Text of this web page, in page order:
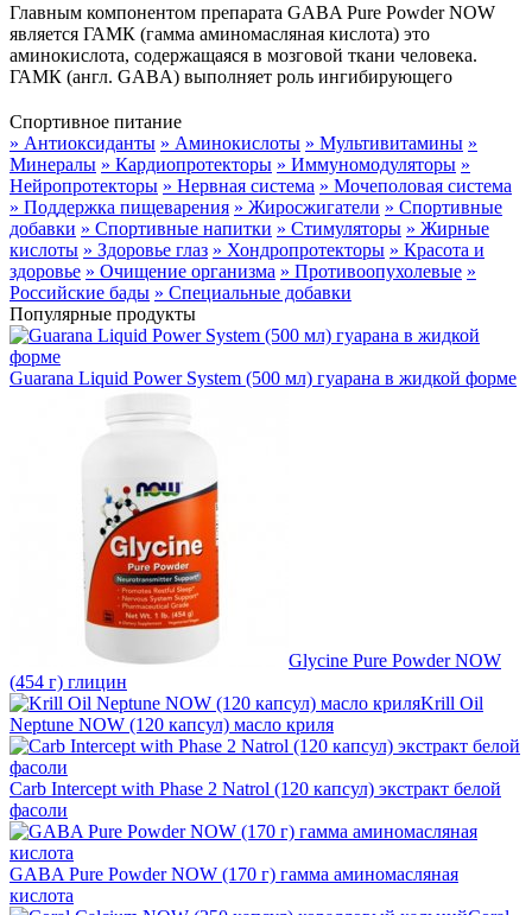
Главным компонентом препарата GABA Pure Powder NOW
является ГАМК (гамма аминомасляная кислота) это
аминокислота, содержащаяся в мозговой ткани человека.
ГАМК (англ. GABA) выполняет роль ингибирующего
Спортивное питание
» Антиоксиданты » Аминокислоты » Мультивитамины »
Минералы » Кардиопротекторы » Иммуномодуляторы »
Нейропротекторы » Нервная система » Мочеполовая система
» Поддержка пищеварения » Жиросжигатели » Спортивные
добавки » Спортивные напитки » Стимуляторы » Жирные
кислоты » Здоровье глаз » Хондропротекторы » Красота и
здоровье » Очищение организма » Противоопухолевые »
Российские бады » Специальные добавки
Популярные продукты
Guarana Liquid Power System (500 мл) гуарана в жидкой форме
Glycine Pure Powder NOW
(454 г) глицин
Krill Oil
Neptune NOW (120 капсул) масло криля
Carb Intercept with Phase 2 Natrol (120 капсул) экстракт белой
фасоли
GABA Pure Powder NOW (170 г) гамма аминомасляная
кислота